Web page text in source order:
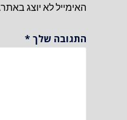
האימייל לא יוצג באתר.
התגובה שלך*